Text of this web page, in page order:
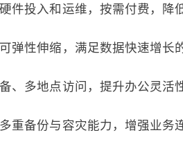
件投入和运维，按需付费，降
弹性伸缩，满足数据快速增长
、多地点访问，提升办公灵活
重备份与容灾能力，增强业务